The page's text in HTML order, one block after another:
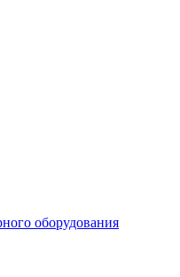
оборудования